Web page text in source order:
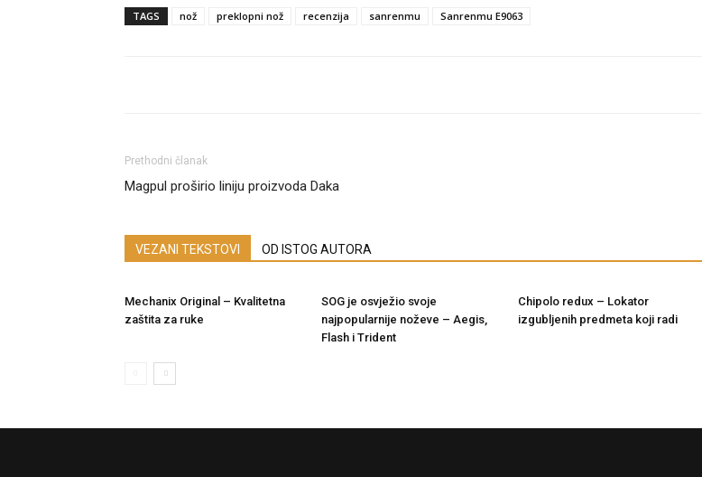
TAGS nož preklopni nož recenzija sanrenmu Sanrenmu E9063
Prethodni članak
Magpul proširio liniju proizvoda Daka
VEZANI TEKSTOVI OD ISTOG AUTORA
Mechanix Original – Kvalitetna
zaštita za ruke
SOG je osvježio svoje
najpopularnije noževe – Aegis,
Flash i Trident
Chipolo redux – Lokator
izgubljenih predmeta koji radi